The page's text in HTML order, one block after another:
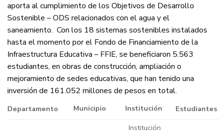
aporta al cumplimiento de los Objetivos de Desarrollo
Sostenible – ODS relacionados con el agua y el
saneamiento. Con los 18 sistemas sostenibles instalados
hasta el momento por el Fondo de Financiamiento de la
Infraestructura Educativa – FFIE, se beneficiaron 5.563
estudiantes, en obras de construcción, ampliación o
mejoramiento de sedes educativas, que han tenido una
inversión de 161.052 millones de pesos en total.
Departamento Municipio Institución
Estudiantes
Institución